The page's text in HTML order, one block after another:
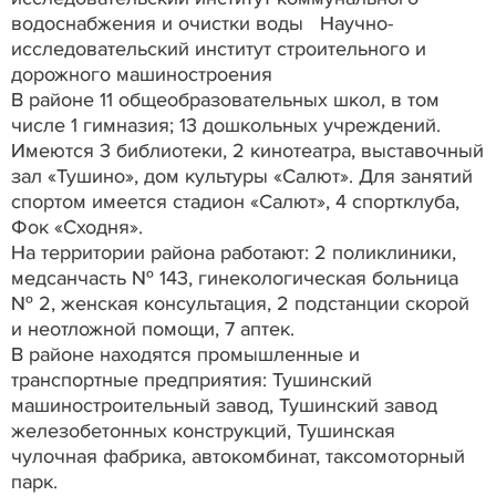
водоснабжения и очистки воды Научно-
исследовательский институт строительного и
дорожного машиностроения
В районе 11 общеобразовательных школ, в том
числе 1 гимназия; 13 дошкольных учреждений.
Имеются 3 библиотеки, 2 кинотеатра, выставочный
зал «Тушино», дом культуры «Салют». Для занятий
спортом имеется стадион «Салют», 4 спортклуба,
Фок «Сходня».
На территории района работают: 2 поликлиники,
медсанчасть № 143, гинекологическая больница
№ 2, женская консультация, 2 подстанции скорой
и неотложной помощи, 7 аптек.
В районе находятся промышленные и
транспортные предприятия: Тушинский
машиностроительный завод, Тушинский завод
железобетонных конструкций, Тушинская
чулочная фабрика, автокомбинат, таксомоторный
парк.